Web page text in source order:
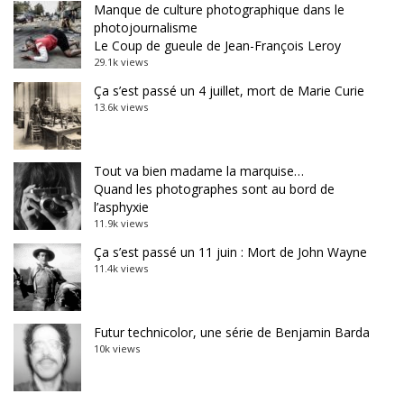
Manque de culture photographique dans le
photojournalisme
Le Coup de gueule de Jean-François Leroy
29.1k views
Ça s’est passé un 4 juillet, mort de Marie Curie
13.6k views
Tout va bien madame la marquise…
Quand les photographes sont au bord de
l’asphyxie
11.9k views
Ça s’est passé un 11 juin : Mort de John Wayne
11.4k views
Futur technicolor, une série de Benjamin Barda
10k views